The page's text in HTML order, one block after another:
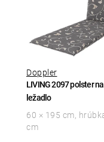
LIVING 2097 polster na
ležadlo
Doppler
60 × 195 cm,
cm